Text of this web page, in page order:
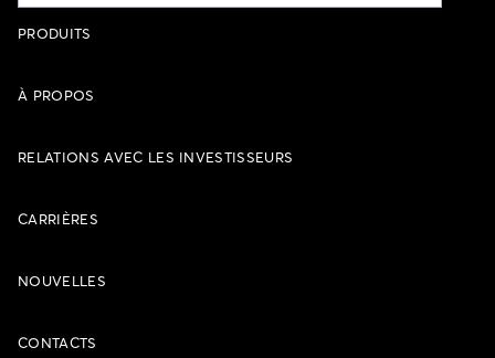
PRODUITS
À PROPOS
RELATIONS AVEC LES INVESTISSEURS
CARRIÈRES
NOUVELLES
CONTACTS